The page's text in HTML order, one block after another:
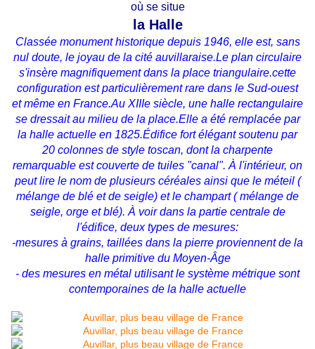
où se situe
la Halle
Classée monument historique depuis 1946, elle est, sans
nul doute, le joyau de la cité auvillaraise.Le plan circulaire
s'insère magnifiquement dans la place triangulaire.cette
configuration est particulièrement rare dans le Sud-ouest
et même en France.Au XIIIe siècle, une halle rectangulaire
se dressait au milieu de la place.Elle a été remplacée par
la halle actuelle en 1825.Édifice fort élégant soutenu par
20 colonnes de style toscan, dont la charpente
remarquable est couverte de tuiles "canal". À l'intérieur, on
peut lire le nom de plusieurs céréales ainsi que le méteil (
mélange de blé et de seigle) et le champart ( mélange de
seigle, orge et blé). À voir dans la partie centrale de
l'édifice, deux types de mesures:
-mesures à grains, taillées dans la pierre proviennent de la
halle primitive du Moyen-Âge
- des mesures en métal utilisant le système métrique sont
contemporaines de la halle actuelle